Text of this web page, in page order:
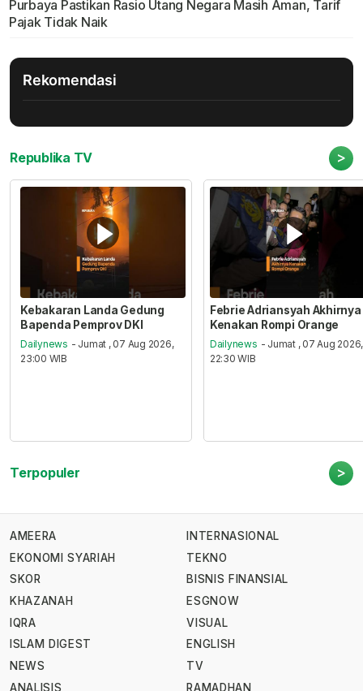
Purbaya Pastikan Rasio Utang Negara Masih Aman, Tarif
Pajak Tidak Naik
Rekomendasi
Republika TV >
Kebakaran Landa Gedung
Bapenda Pemprov DKI
Dailynews - Jumat , 07 Aug 2026,
23:00 WIB
Febrie Adriansyah Akhirnya
Kenakan Rompi Orange
Dailynews - Jumat , 07 Aug 2026,
22:30 WIB
Terpopuler >
AMEERA
EKONOMI SYARIAH
SKOR
KHAZANAH
IQRA
ISLAM DIGEST
NEWS
ANALISIS
INTERNASIONAL
TEKNO
BISNIS FINANSIAL
ESGNOW
VISUAL
ENGLISH
TV
RAMADHAN